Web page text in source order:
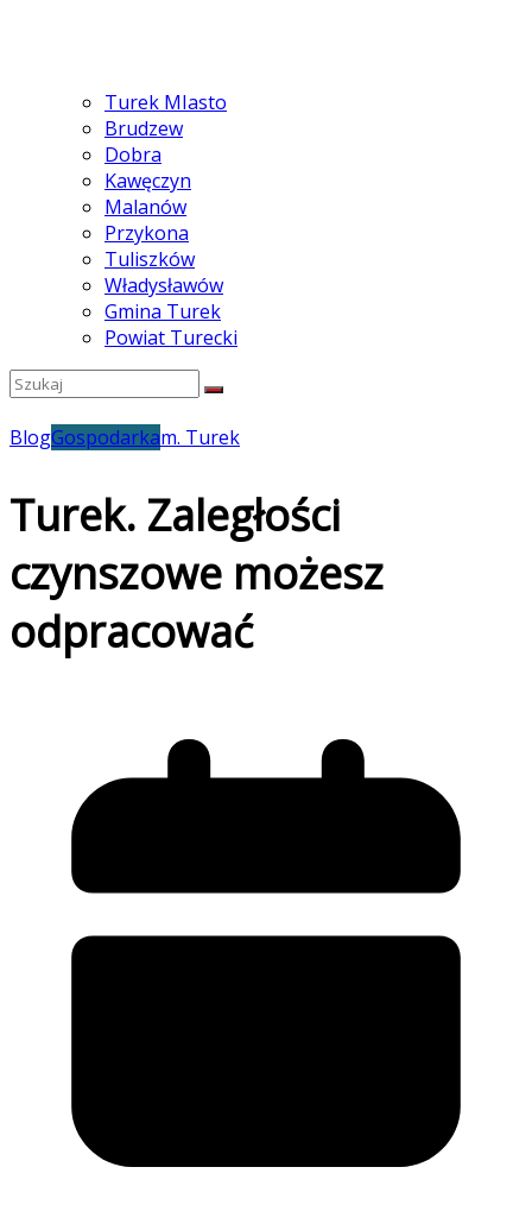
Turek MIasto
Brudzew
Dobra
Kawęczyn
Malanów
Przykona
Tuliszków
Władysławów
Gmina Turek
Powiat Turecki
BlogGospodarkam. Turek
Turek. Zaległości
czynszowe możesz
odpracować